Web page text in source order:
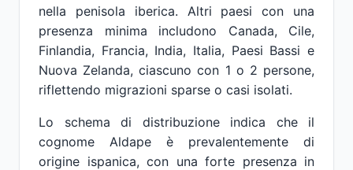
nella penisola iberica. Altri paesi con una
presenza minima includono Canada, Cile,
Finlandia, Francia, India, Italia, Paesi Bassi e
Nuova Zelanda, ciascuno con 1 o 2 persone,
riflettendo migrazioni sparse o casi isolati.
Lo schema di distribuzione indica che il
cognome Aldape è prevalentemente di
origine ispanica, con una forte presenza in